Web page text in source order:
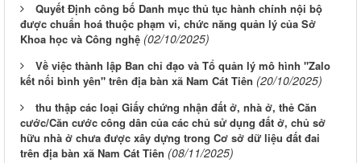
Quyết Định công bố Danh mục thủ tục hành chính nội bộ
được chuẩn hoá thuộc phạm vi, chức năng quản lý của Sở
Khoa học và Công nghệ (02/10/2025)
Về việc thành lập Ban chỉ đạo và Tổ quản lý mô hình "Zalo
kết nối bình yên" trên địa bàn xã Nam Cát Tiên (20/10/2025)
thu thập các loại Giấy chứng nhận đất ở, nhà ở, thẻ Căn
cước/Căn cước công dân của các chủ sử dụng đất ở, chủ sở
hữu nhà ở chưa được xây dựng trong Cơ sở dữ liệu đất đai
trên địa bàn xã Nam Cát Tiên (08/11/2025)